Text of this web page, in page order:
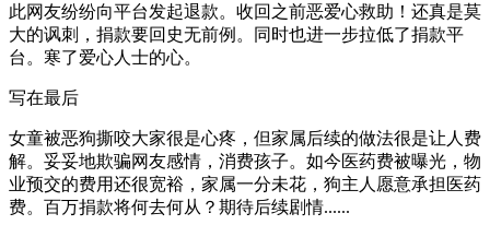
此网友纷纷向平台发起退款。收回之前恶爱心救助！还真是莫
大的讽刺，捐款要回史无前例。同时也进一步拉低了捐款平
台。寒了爱心人士的心。
写在最后
女童被恶狗撕咬大家很是心疼，但家属后续的做法很是让人费
解。妥妥地欺骗网友感情，消费孩子。如今医药费被曝光，物
业预交的费用还很宽裕，家属一分未花，狗主人愿意承担医药
费。百万捐款将何去何从？期待后续剧情......